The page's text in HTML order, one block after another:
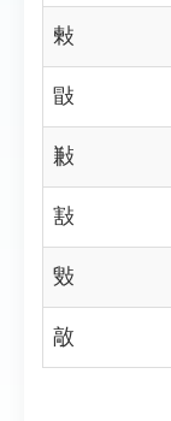
㪝
㪞
㪠
㪡
㪢
㪣